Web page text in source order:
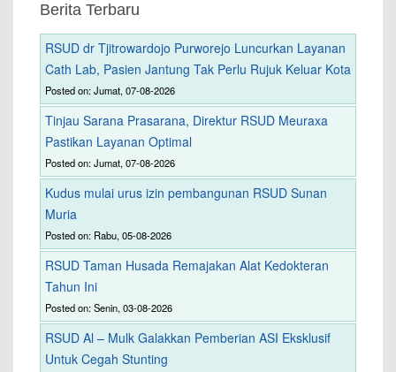
Berita Terbaru
RSUD dr Tjitrowardojo Purworejo Luncurkan Layanan
Cath Lab, Pasien Jantung Tak Perlu Rujuk Keluar Kota
Posted on: Jumat, 07-08-2026
Tinjau Sarana Prasarana, Direktur RSUD Meuraxa
Pastikan Layanan Optimal
Posted on: Jumat, 07-08-2026
Kudus mulai urus izin pembangunan RSUD Sunan
Muria
Posted on: Rabu, 05-08-2026
RSUD Taman Husada Remajakan Alat Kedokteran
Tahun Ini
Posted on: Senin, 03-08-2026
RSUD Al – Mulk Galakkan Pemberian ASI Eksklusif
Untuk Cegah Stunting